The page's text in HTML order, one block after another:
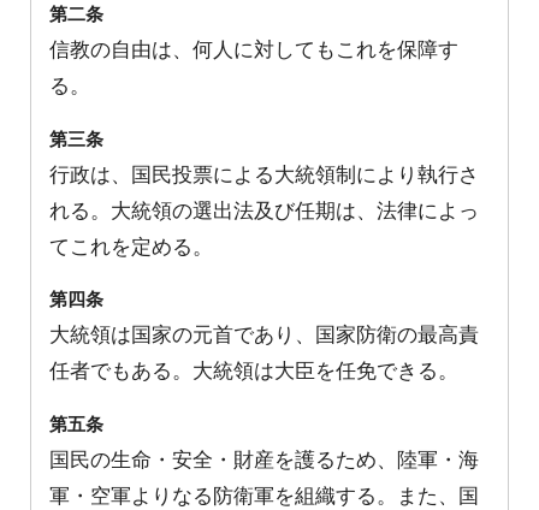
第二条
信教の自由は、何人に対してもこれを保障す
る。
第三条
行政は、国民投票による大統領制により執行さ
れる。大統領の選出法及び任期は、法律によっ
てこれを定める。
第四条
大統領は国家の元首であり、国家防衛の最高責
任者でもある。大統領は大臣を任免できる。
第五条
国民の生命・安全・財産を護るため、陸軍・海
軍・空軍よりなる防衛軍を組織する。また、国